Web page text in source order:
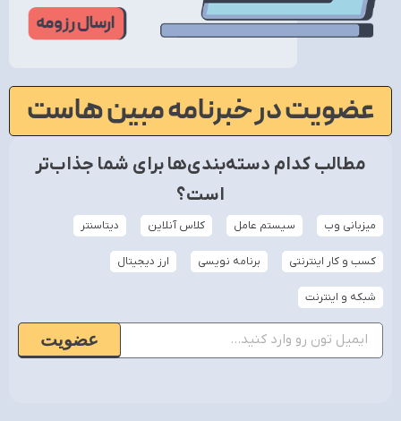
عضویت در خبرنامه مبین هاست
مطالب کدام دسته‌بندی‌ها برای شما جذاب‌تر
است؟
میزبانی وب سیستم عامل کلاس آنلاین دیتاسنتر
کسب و کار اینترنتی برنامه نویسی ارز دیجیتال
شبکه و اینترنت
عضویت